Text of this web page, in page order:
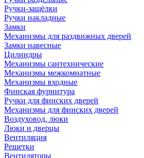
Ручки-защёлки
Ручки накладные
Замки
Механизмы для раздвижных дверей
Замки навесные
Цилиндры
Механизмы сантехнические
Механизмы межкомнатные
Механизмы входные
Финская фурнитура
Ручки для финских дверей
Механизмы для финских дверей
Воздуховод, люки
Люки и дверцы
Вентиляция
Решетки
Вентиляторы